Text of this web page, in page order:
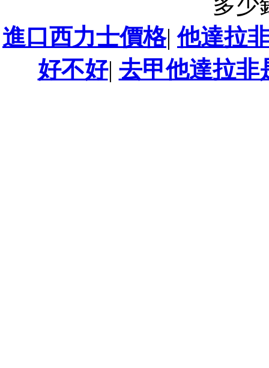
進口西力士價格|他達拉
好不好| 去甲他達拉非